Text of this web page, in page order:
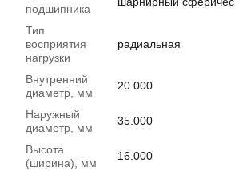
подшипника
Тип
восприятия
нагрузки
радиальная
Внутренний
диаметр, мм
20.000
Наружный
диаметр, мм
35.000
Высота
(ширина), мм
16.000